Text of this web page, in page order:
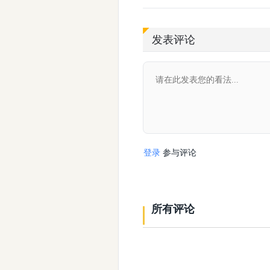
发表评论
登录 参与评论
所有评论